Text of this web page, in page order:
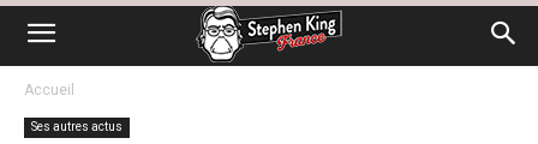
Accueil
Ses autres actus